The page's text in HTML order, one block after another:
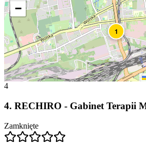
1
−
4
4. RECHIRO - Gabinet Terapii
Zamknięte